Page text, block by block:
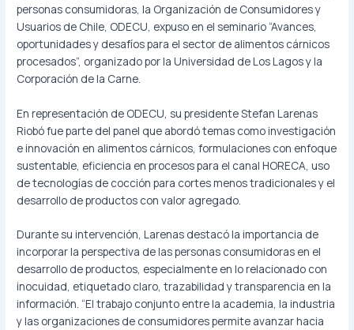
personas consumidoras, la Organización de Consumidores y
Usuarios de Chile, ODECU, expuso en el seminario “Avances,
oportunidades y desafíos para el sector de alimentos cárnicos
procesados”, organizado por la Universidad de Los Lagos y la
Corporación de la Carne.
En representación de ODECU, su presidente Stefan Larenas
Riobó fue parte del panel que abordó temas como investigación
e innovación en alimentos cárnicos, formulaciones con enfoque
sustentable, eficiencia en procesos para el canal HORECA, uso
de tecnologías de cocción para cortes menos tradicionales y el
desarrollo de productos con valor agregado.
Durante su intervención, Larenas destacó la importancia de
incorporar la perspectiva de las personas consumidoras en el
desarrollo de productos, especialmente en lo relacionado con
inocuidad, etiquetado claro, trazabilidad y transparencia en la
información. “El trabajo conjunto entre la academia, la industria
y las organizaciones de consumidores permite avanzar hacia